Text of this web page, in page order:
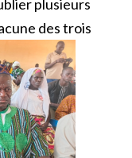
plusieurs
des trois